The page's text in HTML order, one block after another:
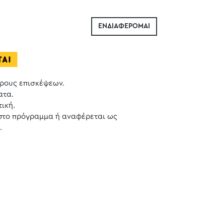
ΕΝΔΙΑΦΕΡΟΜΑΙ
επισκέψεων.
πρόγραμμα ή αναφέρεται ως